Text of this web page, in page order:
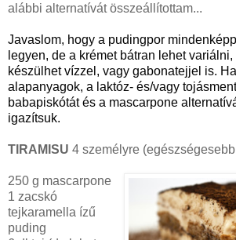
alábbi alternatívát összeállítottam...
Javaslom, hogy a pudingpor
legyen, de a krémet bátran lehet
készülhet vízzel, vagy gabonatejjel is.
alapanyagok, a laktóz- és/vagy
babapiskótát és a mascarpone
igazítsuk.
TIRAMISU 4 személyre
250 g mascarpone
1 zacskó
tejkaramella ízű
puding